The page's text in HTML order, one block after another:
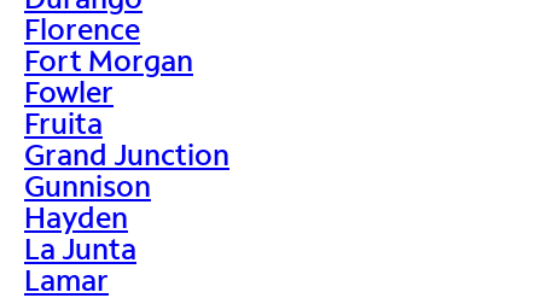
Florence
Fort Morgan
Fowler
Fruita
Grand Junction
Gunnison
Hayden
La Junta
Lamar